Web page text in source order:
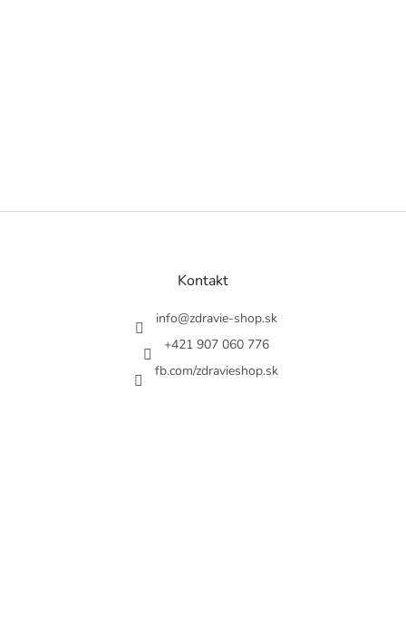
Z
Kontakt
info@zdravie-shop.sk
+421 907 060 776
fb.com/zdravieshop.sk